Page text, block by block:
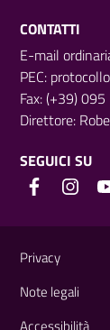
CONTATTI
E-mail
PEC:
Fax: (+39)
Direttore:
SEGUICI SU
Privacy
Note legali
Accessibilità